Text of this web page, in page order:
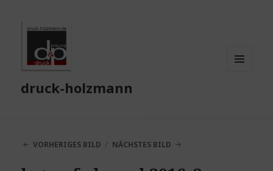
druck-holzmann
VORHERIGES BILD NÄCHSTES BILD